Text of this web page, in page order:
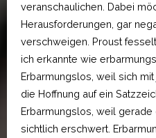
veranschaulichen. Dabei
Herausforderungen, gar
verschweigen. Proust
ich erkannte wie
Erbarmungslos, weil sich
die Hoffnung auf ein
Erbarmungslos, weil
sichtlich erschwert.